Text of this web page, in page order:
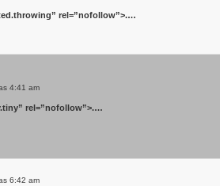
” rel=”nofollow”>.…
4:41 am
” rel=”nofollow”>.…
6:42 am